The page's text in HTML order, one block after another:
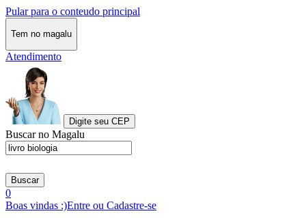
Pular para o conteudo principal
Tem no magalu
Atendimento
Digite seu CEP
Buscar no Magalu
Buscar
0
Boas vindas :)Entre ou Cadastre-se